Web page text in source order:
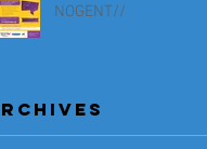
NOGENT//